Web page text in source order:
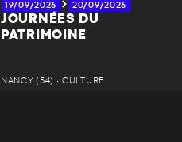
19/09/2026 20/09/2026
JOURNÉES DU
PATRIMOINE
NANCY (54) • CULTURE